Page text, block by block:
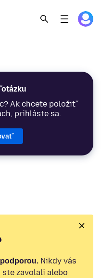
Ak chcete položiť
prihláste sa.
Nikdy vás
ste zavolali alebo